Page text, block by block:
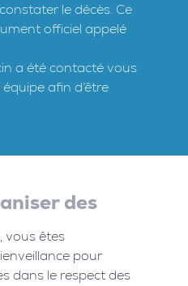
le décès. Ce
officiel appelé
a été contacté vous
afin d’être
des
, vous êtes
pour
dans le respect des